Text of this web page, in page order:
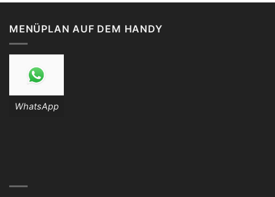
MENÜPLAN AUF DEM HANDY
WhatsApp